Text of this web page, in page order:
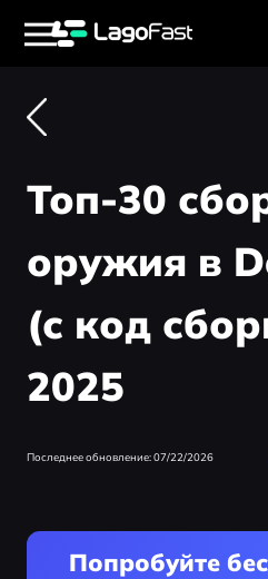
Топ-30
оружия в
(с код
2025
Последнее обновление: 07/22/2026
Попробуйте